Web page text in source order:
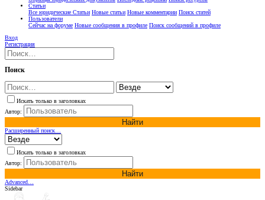
Статьи
Все юридические Статьи Новые статьи Новые комментарии Поиск статей
Пользователи
Сейчас на форуме Новые сообщения в профиле Поиск сообщений в профиле
Вход
Регистрация
Поиск
Искать только в заголовках
Автор:
Найти
Расширенный поиск…
Искать только в заголовках
Автор:
Найти
Advanced…
Sidebar